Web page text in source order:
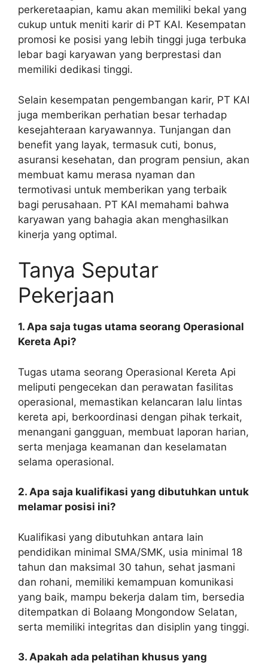
perkeretaapian, kamu akan memiliki bekal yang
cukup untuk meniti karir di PT KAI. Kesempatan
promosi ke posisi yang lebih tinggi juga terbuka
lebar bagi karyawan yang berprestasi dan
memiliki dedikasi tinggi.
Selain kesempatan pengembangan karir, PT KAI
juga memberikan perhatian besar terhadap
kesejahteraan karyawannya. Tunjangan dan
benefit yang layak, termasuk cuti, bonus,
asuransi kesehatan, dan program pensiun, akan
membuat kamu merasa nyaman dan
termotivasi untuk memberikan yang terbaik
bagi perusahaan. PT KAI memahami bahwa
karyawan yang bahagia akan menghasilkan
kinerja yang optimal.
Tanya Seputar
Pekerjaan
1. Apa saja tugas utama seorang Operasional
Kereta Api?
Tugas utama seorang Operasional Kereta Api
meliputi pengecekan dan perawatan fasilitas
operasional, memastikan kelancaran lalu lintas
kereta api, berkoordinasi dengan pihak terkait,
menangani gangguan, membuat laporan harian,
serta menjaga keamanan dan keselamatan
selama operasional.
2. Apa saja kualifikasi yang dibutuhkan untuk
melamar posisi ini?
Kualifikasi yang dibutuhkan antara lain
pendidikan minimal SMA/SMK, usia minimal 18
tahun dan maksimal 30 tahun, sehat jasmani
dan rohani, memiliki kemampuan komunikasi
yang baik, mampu bekerja dalam tim, bersedia
ditempatkan di Bolaang Mongondow Selatan,
serta memiliki integritas dan disiplin yang tinggi.
3. Apakah ada pelatihan khusus yang